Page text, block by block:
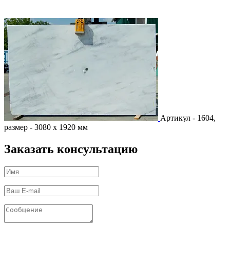
Артикул - 1604,
размер - 3080 х 1920 мм
Заказать консультацию